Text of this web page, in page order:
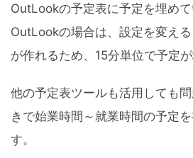
OutLookの予定表に予定を埋めて
OutLookの場合は、設定を変え
が作れるため、15分単位で予定が
他の予定表ツールも活用しても
きで始業時間～就業時間の予定
す。